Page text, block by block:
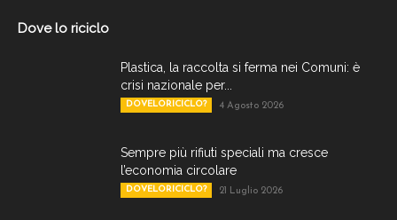
Dove lo riciclo
Plastica, la raccolta si ferma nei Comuni: è
crisi nazionale per...
DOVELORICICLO? 4 Agosto 2026
Sempre più rifiuti speciali ma cresce
l’economia circolare
DOVELORICICLO? 21 Luglio 2026